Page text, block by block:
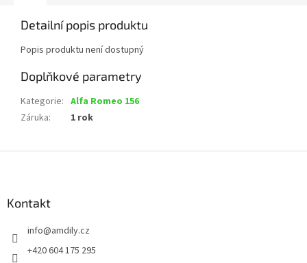
Detailní popis produktu
Popis produktu není dostupný
Doplňkové parametry
Kategorie: Alfa Romeo 156
Záruka: 1 rok
Kontakt
info@amdily.cz
+420 604 175 295